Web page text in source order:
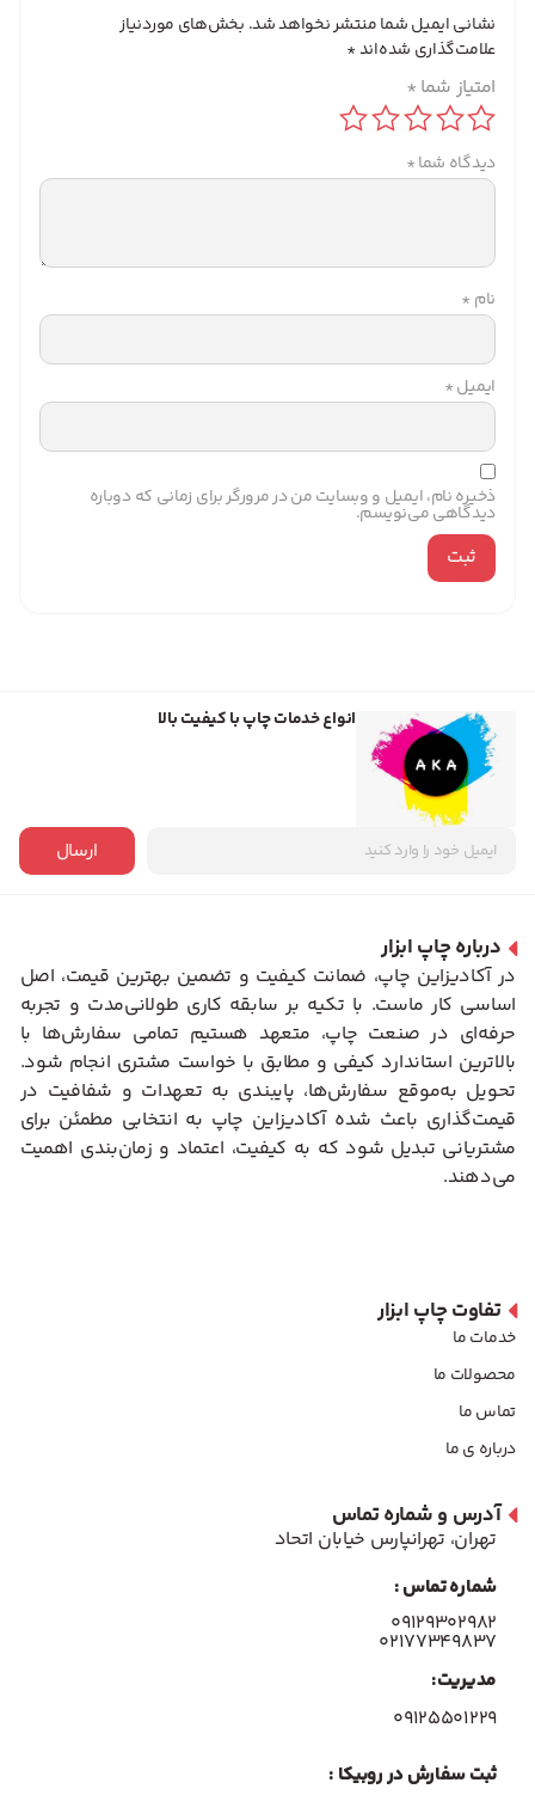
نشانی ایمیل شما منتشر نخواهد شد. بخش‌های موردنیاز
علامت‌گذاری شده‌اند*
امتیاز شما *
دیدگاه شما*
نام *
ایمیل*
ذخیره نام، ایمیل و وبسایت من در مرورگر برای زمانی که دوباره
دیدگاهی می‌نویسم.
انواع خدمات چاپ با کیفیت بالا
ارسال
درباره چاپ ابزار
در آکادیزاین چاپ، ضمانت کیفیت و تضمین بهترین قیمت، اصل
اساسی کار ماست. با تکیه بر سابقه کاری طولانی‌مدت و تجربه
حرفه‌ای در صنعت چاپ، متعهد هستیم تمامی سفارش‌ها با
بالاترین استاندارد کیفی و مطابق با خواست مشتری انجام شود.
تحویل به‌موقع سفارش‌ها، پایبندی به تعهدات و شفافیت در
قیمت‌گذاری باعث شده آکادیزاین چاپ به انتخابی مطمئن برای
مشتریانی تبدیل شود که به کیفیت، اعتماد و زمان‌بندی اهمیت
می‌دهند.
تفاوت چاپ ابزار
خدمات ما
محصولات ما
تماس ما
درباره ی ما
آدرس و شماره تماس
تهران، تهرانپارس خیابان اتحاد
شماره تماس :
۰۹۱۲۹۳۰۲۹۸۲
۰۲۱۷۷۳۴۹۸۳۷
مدیریت:
۰۹۱۲۵۵۰۱۲۲۹
ثبت سفارش در روبیکا :